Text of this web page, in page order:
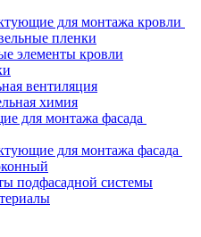
для монтажа кровли
пленки
элементы кровли
вентиляция
химия
для монтажа фасада
для монтажа фасада
подфасадной системы